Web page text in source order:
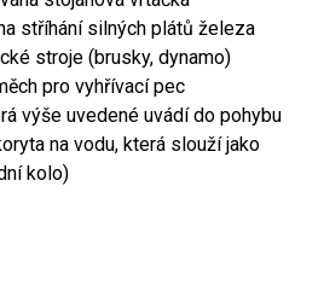
stříhání silných plátů železa
stroje (brusky, dynamo)
pro vyhřívací pec
výše uvedené uvádí do pohybu
na vodu, která slouží jako
kolo)